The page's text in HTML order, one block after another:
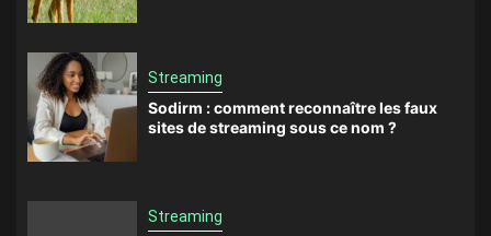
Streaming
Sodirm : comment reconnaître les faux
sites de streaming sous ce nom ?
Streaming